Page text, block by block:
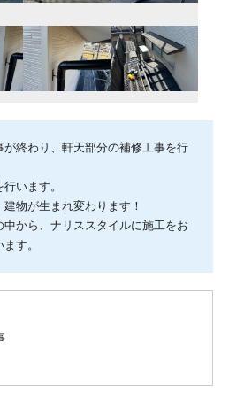
終わり、軒天部分の補修工事を行
います。
物が生まれ変わります！
から、ナリススタイルに施工をお
す。